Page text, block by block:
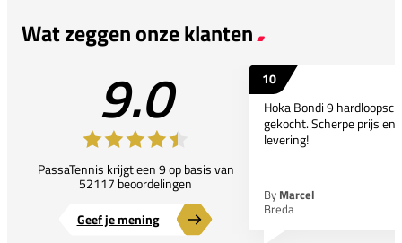
Wat zeggen onze klanten
9.0
PassaTennis krijgt een 9 op basis van
52117 beoordelingen
Geef je mening
10
Hoka Bondi 9
gekocht. Scherpe prijs en
levering!
By Marcel
Breda